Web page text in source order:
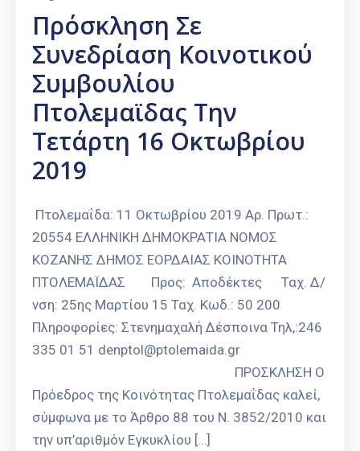
Προσκλήσεις
Αποφάσεις
Τηλέφωνα
Καιρός
Πρόσκληση Σε
Συνεδρίαση Κοινοτικού
Συμβουλίου
Πτολεμαϊδας Την
Τετάρτη 16 Οκτωβρίου
2019
Πτολεμαΐδα: 11 Οκτωβρίου 2019 Αρ. Πρωτ.:
20554 ΕΛΛΗΝΙΚΗ ΔΗΜΟΚΡΑΤΙΑ ΝΟΜΟΣ
ΚΟΖΑΝΗΣ ΔΗΜΟΣ ΕΟΡΔΑΙΑΣ ΚΟΙΝΟΤΗΤΑ
ΠΤΟΛΕΜΑΪΔΑΣ Προς: Αποδέκτες Ταχ. Δ/
νση: 25ης Μαρτίου 15 Ταχ. Κωδ.: 50 200
Πληροφορίες: Στενημαχαλή Δέσποινα Τηλ,:246
335 01 51 denptol@ptolemaida.gr
ΠΡΟΣΚΛΗΣΗ Ο
Πρόεδρος της Κοινότητας Πτολεμαΐδας καλεί,
σύμφωνα με το Άρθρο 88 του Ν. 3852/2010 και
την υπ’αριθμόν Εγκυκλίου […]